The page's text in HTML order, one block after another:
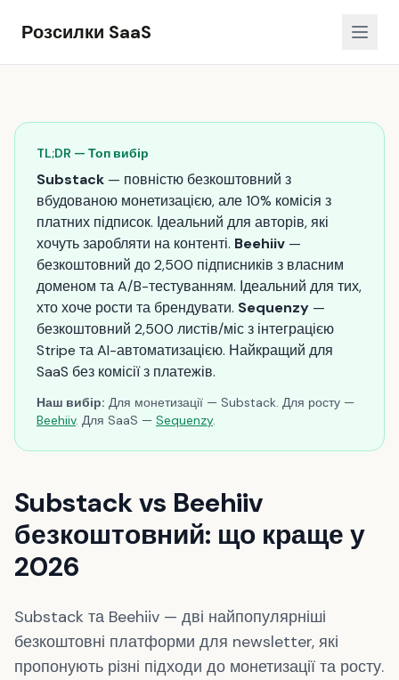
Розсилки SaaS
TL;DR — Топ вибір
Substack — повністю безкоштовний з
вбудованою монетизацією, але 10% комісія з
платних підписок. Ідеальний для авторів, які
хочуть заробляти на контенті. Beehiiv —
безкоштовний до 2,500 підписників з власним
доменом та A/B-тестуванням. Ідеальний для тих,
хто хоче рости та брендувати. Sequenzy —
безкоштовний 2,500 листів/міс з інтеграцією
Stripe та AI-автоматизацією. Найкращий для
SaaS без комісії з платежів.
Наш вибір: Для монетизації — Substack. Для росту —
Beehiiv. Для SaaS — Sequenzy.
Substack vs Beehiiv
безкоштовний: що краще у
2026
Substack та Beehiiv — дві найпопулярніші
безкоштовні платформи для newsletter, які
пропонують різні підходи до монетизації та росту.